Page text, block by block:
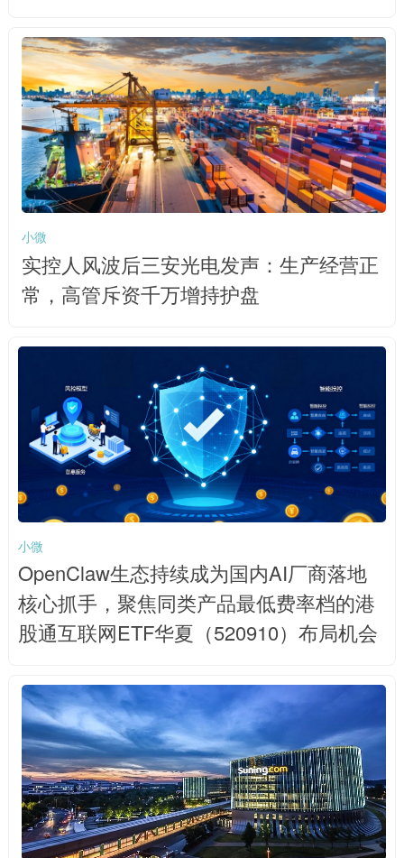
小微
实控人风波后三安光电发声：生产经营正
常，高管斥资千万增持护盘
小微
OpenClaw生态持续成为国内AI厂商落地
核心抓手，聚焦同类产品最低费率档的港
股通互联网ETF华夏（520910）布局机会